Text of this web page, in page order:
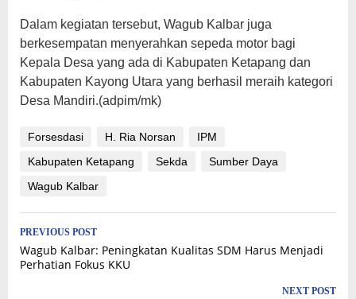
Dalam kegiatan tersebut, Wagub Kalbar juga
berkesempatan menyerahkan sepeda motor bagi
Kepala Desa yang ada di Kabupaten Ketapang dan
Kabupaten Kayong Utara yang berhasil meraih kategori
Desa Mandiri.(adpim/mk)
Forsesdasi H. Ria Norsan
IPM
Kabupaten Ketapang
Sekda
Sumber Daya
Wagub Kalbar
Post
navigation
PREVIOUS POST
Wagub Kalbar: Peningkatan Kualitas SDM Harus Menjadi
Perhatian Fokus KKU
NEXT POST